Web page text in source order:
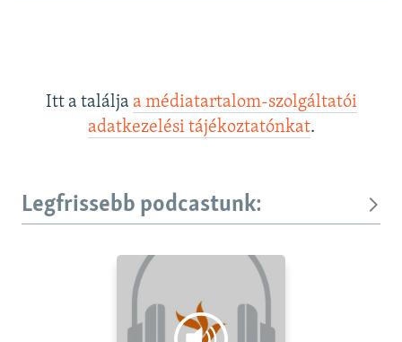
Itt a találja a médiatartalom-szolgáltatói
adatkezelési tájékoztatónkat.
Legfrissebb podcastunk: